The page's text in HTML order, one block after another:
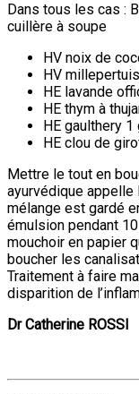
Dans tous les cas :
cuillère à soupe
HV noix de
HV
HE lavande
HE thym à
HE gaulthery 1
HE clou de
Mettre le tout en
ayurvédique appelle
mélange est gardé
émulsion pendant
mouchoir en papier
boucher les
Traitement à faire
disparition de
Dr Catherine ROSSI